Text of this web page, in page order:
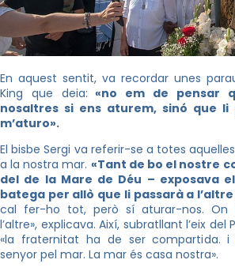
En aquest sentit, va recordar unes
King que deia: «no em de pensar
nosaltres si ens aturem, sinó que li
m’aturo».
El bisbe Sergi va referir-se a totes
a la nostra mar. «Tant de bo el nostre
del de la Mare de Déu – exposava
batega per allò que li passarà a
cal fer-ho tot, però sí aturar-nos. On
l’altre», explicava. Així, subratllant l’eix del
«la fraternitat ha de ser compartida.
senyor pel mar. La mar és casa nostra».